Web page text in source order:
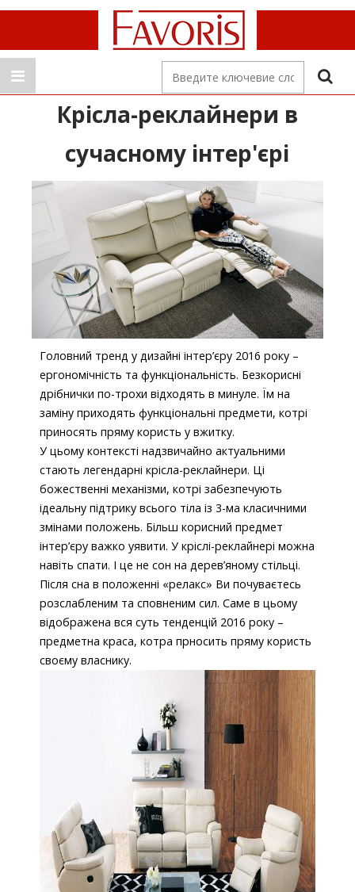
Крісла-реклайнери в
сучасному інтер'єрі
Головний тренд у дизайні інтер’єру 2016 року –
ергономічність та функціональність. Безкорисні
дрібнички по-трохи відходять в минуле. Їм на
заміну приходять функціональні предмети, котрі
приносять пряму користь у вжитку.
У цьому контексті надзвичайно актуальними
стають легендарні крісла-реклайнери. Ці
божественні механізми, котрі забезпечують
ідеальну підтрику всього тіла із 3-ма класичними
змінами положень. Більш корисний предмет
інтер’єру важко уявити. У кріслі-реклайнері можна
навіть спати. І це не сон на дерев’яному стільці.
Після сна в положенні «релакс» Ви почуваєтесь
розслабленим та сповненим сил. Саме в цьому
відображена вся суть тенденцій 2016 року –
предметна краса, котра прносить пряму користь
своєму власнику.